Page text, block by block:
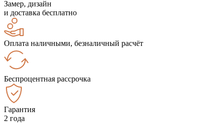
Замер, дизайн
и доставка бесплатно
Оплата наличными, безналичный расчёт
Беспроцентная рассрочка
Гарантия
2 года